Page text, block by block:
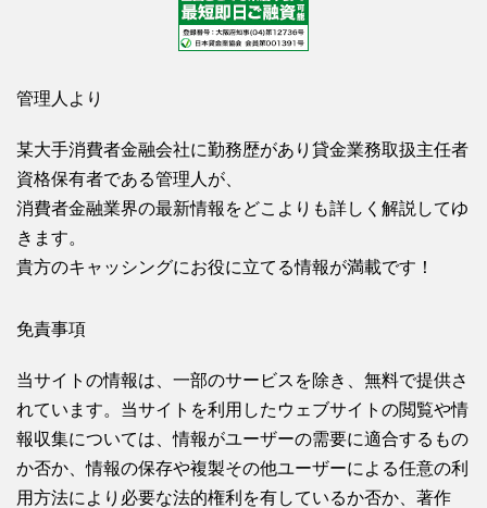
管理人より
某大手消費者金融会社に勤務歴があり貸金業務取扱主任者
資格保有者である管理人が、
消費者金融業界の最新情報をどこよりも詳しく解説してゆ
きます。
貴方のキャッシングにお役に立てる情報が満載です！
免責事項
当サイトの情報は、一部のサービスを除き、無料で提供さ
れています。当サイトを利用したウェブサイトの閲覧や情
報収集については、情報がユーザーの需要に適合するもの
か否か、情報の保存や複製その他ユーザーによる任意の利
用方法により必要な法的権利を有しているか否か、著作